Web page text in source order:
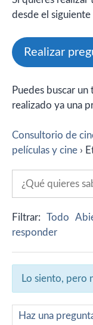
desde el siguiente
Realizar
Puedes buscar
realizado ya una
Consultorio de
películas y cine ›
Filtrar: Todo
responder
Lo siento, pero
Haz una